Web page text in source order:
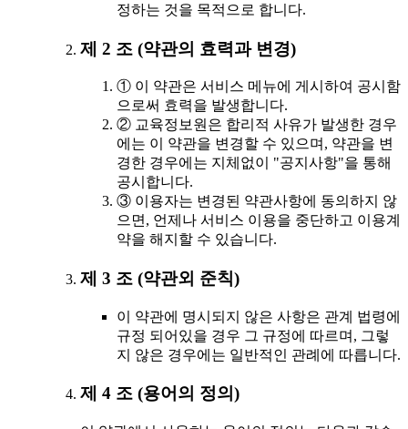
정하는 것을 목적으로 합니다.
제 2 조 (약관의 효력과 변경)
① 이 약관은 서비스 메뉴에 게시하여 공시함
으로써 효력을 발생합니다.
② 교육정보원은 합리적 사유가 발생한 경우
에는 이 약관을 변경할 수 있으며, 약관을 변
경한 경우에는 지체없이 "공지사항"을 통해
공시합니다.
③ 이용자는 변경된 약관사항에 동의하지 않
으면, 언제나 서비스 이용을 중단하고 이용계
약을 해지할 수 있습니다.
제 3 조 (약관외 준칙)
이 약관에 명시되지 않은 사항은 관계 법령에
규정 되어있을 경우 그 규정에 따르며, 그렇
지 않은 경우에는 일반적인 관례에 따릅니다.
제 4 조 (용어의 정의)